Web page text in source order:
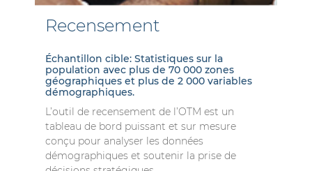
Recensement
Échantillon cible: Statistiques sur la
population avec plus de 70 000 zones
géographiques et plus de 2 000 variables
démographiques.
L’outil de recensement de l’OTM est un
tableau de bord puissant et sur mesure
conçu pour analyser les données
démographiques et soutenir la prise de